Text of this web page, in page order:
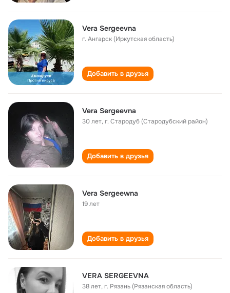
Vera Sergeevna
г. Ангарск (Иркутская область)
Добавить в друзья
Vera Sergeevna
30 лет,г. Стародуб (Стародубский район)
Добавить в друзья
Vera Sergeewna
19 лет
Добавить в друзья
VERA SERGEEVNA
38 лет,г. Рязань (Рязанская область)